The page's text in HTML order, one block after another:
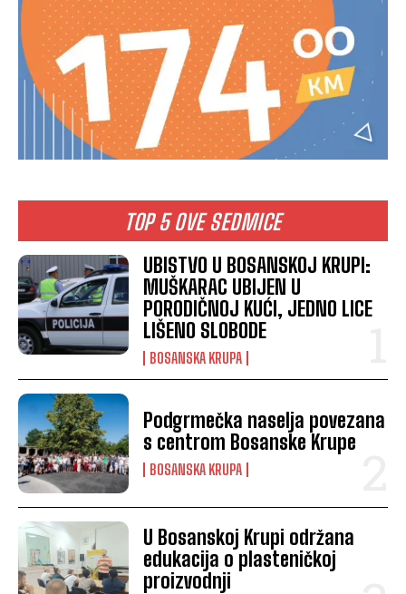
TOP 5 OVE SEDMICE
UBISTVO U BOSANSKOJ KRUPI:
MUŠKARAC UBIJEN U
PORODIČNOJ KUĆI, JEDNO LICE
LIŠENO SLOBODE
BOSANSKA KRUPA
Podgrmečka naselja povezana
s centrom Bosanske Krupe
BOSANSKA KRUPA
U Bosanskoj Krupi održana
edukacija o plasteničkoj
proizvodnji